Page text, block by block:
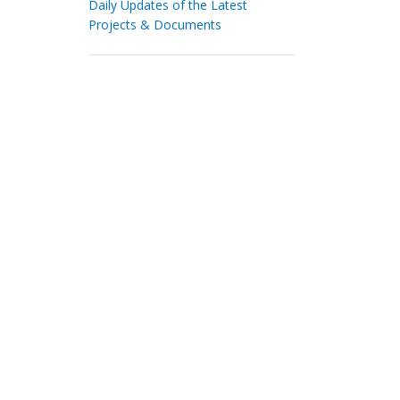
Daily Updates of the Latest
Projects & Documents